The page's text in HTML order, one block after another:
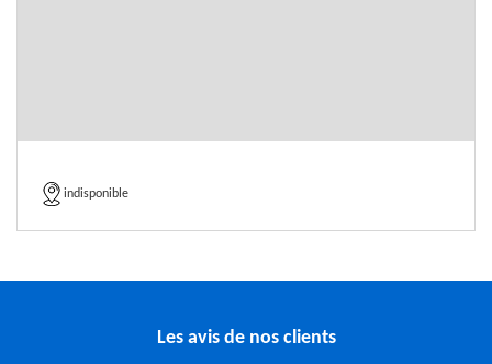
indisponible
Les avis de nos clients